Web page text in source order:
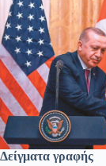
Δείγματα γραφής